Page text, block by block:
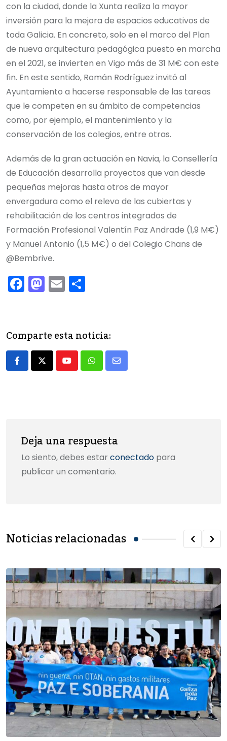
con la ciudad, donde la Xunta realiza la mayor
inversión para la mejora de espacios educativos de
toda Galicia. En concreto, solo en el marco del Plan
de nueva arquitectura pedagógica puesto en marcha
en el 2021, se invierten en Vigo más de 31 M€ con este
fin. En este sentido, Román Rodríguez invitó al
Ayuntamiento a hacerse responsable de las tareas
que le competen en su ámbito de competencias
como, por ejemplo, el mantenimiento y la
conservación de los colegios, entre otras.
Además de la gran actuación en Navia, la Consellería
de Educación desarrolla proyectos que van desde
pequeñas mejoras hasta otros de mayor
envergadura como el relevo de las cubiertas y
rehabilitación de los centros integrados de
Formación Profesional Valentín Paz Andrade (1,9 M€)
y Manuel Antonio (1,5 M€) o del Colegio Chans de
@Bembrive.
F
a
e
b
o
M
a
o
d
o
E
m
l p
ar
tir
Comparte esta noticia:
YoutubeWhatsapp
Share
Deja una respuesta
Lo siento, debes estar conectado para
publicar un comentario.
Noticias relacionadas